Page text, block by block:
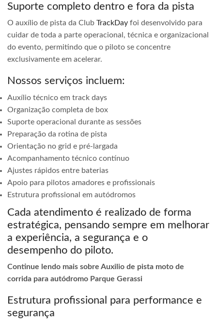
Suporte completo dentro e fora da pista
O auxílio de pista da Club TrackDay foi desenvolvido para
cuidar de toda a parte operacional, técnica e organizacional
do evento, permitindo que o piloto se concentre
exclusivamente em acelerar.
Nossos serviços incluem:
Auxílio técnico em track days
Organização completa de box
Suporte operacional durante as sessões
Preparação da rotina de pista
Orientação no grid e pré-largada
Acompanhamento técnico contínuo
Ajustes rápidos entre baterias
Apoio para pilotos amadores e profissionais
Estrutura profissional em autódromos
Cada atendimento é realizado de forma
estratégica, pensando sempre em melhorar
a experiência, a segurança e o
desempenho do piloto.
Continue lendo mais sobre Auxilio de pista moto de
corrida para autódromo Parque Gerassi
Estrutura profissional para performance e
segurança